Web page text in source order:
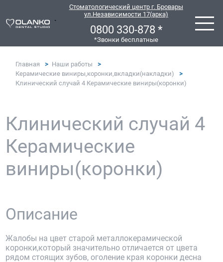
`
Стоматологический центр г. Бровары
ул.Независимости 17(арка)
0800 330-878 *
*Звонки бесплатные
Главная
Наши работы
Керамические виниры,коронки,вкладки(накладки)
Клинический случай 4 Керамические виниры(коронки)
Клинический случай 4
Керамические
виниры(коронки)
Описание
Жалобы на цвет старой металлокерамической
коронки,который значительно отличается от цвета
рядом стоящих зубов, оголение края коронки десна